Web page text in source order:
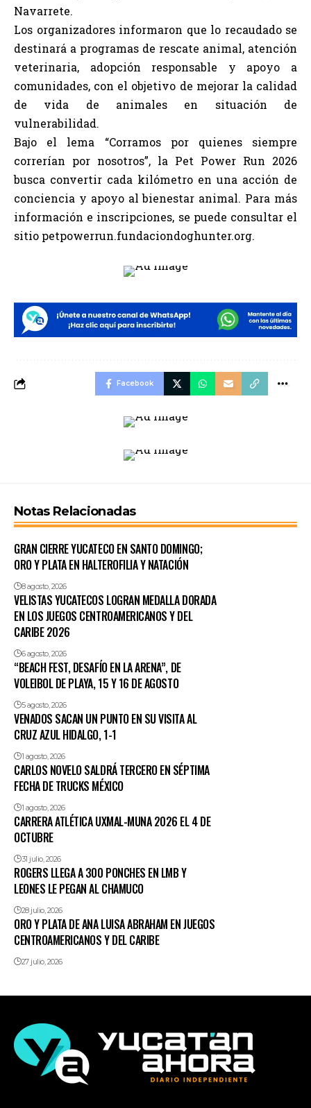
Navarrete.
Los organizadores informaron que lo recaudado se
destinará a programas de rescate animal, atención
veterinaria, adopción responsable y apoyo a
comunidades, con el objetivo de mejorar la calidad
de vida de animales en situación de
vulnerabilidad.
Bajo el lema “Corramos por quienes siempre
correrían por nosotros”, la Pet Power Run 2026
busca convertir cada kilómetro en una acción de
conciencia y apoyo al bienestar animal. Para más
información e inscripciones, se puede consultar el
sitio petpowerrun.fundaciondoghunter.org.
Facebook
Notas Relacionadas
GRAN CIERRE YUCATECO EN SANTO DOMINGO;
ORO Y PLATA EN HALTEROFILIA Y NATACIÓN
8 agosto, 2026
VELISTAS YUCATECOS LOGRAN MEDALLA DORADA
EN LOS JUEGOS CENTROAMERICANOS Y DEL
CARIBE 2026
6 agosto, 2026
“BEACH FEST, DESAFÍO EN LA ARENA”, DE
VOLEIBOL DE PLAYA, 15 Y 16 DE AGOSTO
5 agosto, 2026
VENADOS SACAN UN PUNTO EN SU VISITA AL
CRUZ AZUL HIDALGO, 1-1
1 agosto, 2026
CARLOS NOVELO SALDRÁ TERCERO EN SÉPTIMA
FECHA DE TRUCKS MÉXICO
1 agosto, 2026
CARRERA ATLÉTICA UXMAL-MUNA 2026 EL 4 DE
OCTUBRE
31 julio, 2026
ROGERS LLEGA A 300 PONCHES EN LMB Y
LEONES LE PEGAN AL CHAMUCO
28 julio, 2026
ORO Y PLATA DE ANA LUISA ABRAHAM EN JUEGOS
CENTROAMERICANOS Y DEL CARIBE
27 julio, 2026